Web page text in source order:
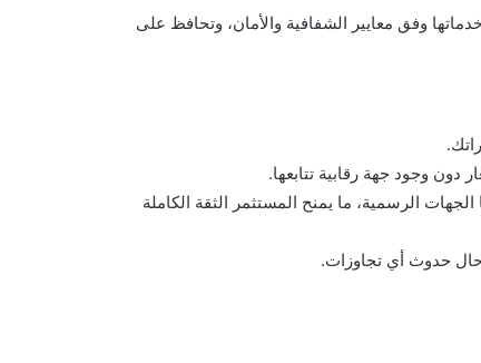
وفق معايير الشفافية والأمان، وتحافظ على
وجود جهة رقابية تتابعها.
الرسمية، ما يمنح المستثمر الثقة الكاملة
حال حدوث أي تجاوزات.